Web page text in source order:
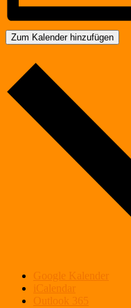
Zum Kalender hinzufügen
Google Kalender
iCalendar
Outlook 365